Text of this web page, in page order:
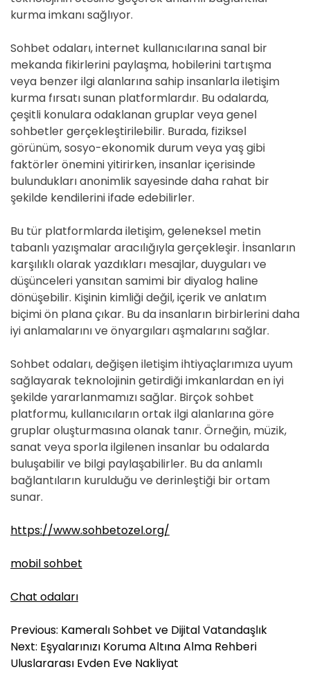
kurma imkanı sağlıyor.
Sohbet odaları, internet kullanıcılarına sanal bir
mekanda fikirlerini paylaşma, hobilerini tartışma
veya benzer ilgi alanlarına sahip insanlarla iletişim
kurma fırsatı sunan platformlardır. Bu odalarda,
çeşitli konulara odaklanan gruplar veya genel
sohbetler gerçekleştirilebilir. Burada, fiziksel
görünüm, sosyo-ekonomik durum veya yaş gibi
faktörler önemini yitirirken, insanlar içerisinde
bulundukları anonimlik sayesinde daha rahat bir
şekilde kendilerini ifade edebilirler.
Bu tür platformlarda iletişim, geleneksel metin
tabanlı yazışmalar aracılığıyla gerçekleşir. İnsanların
karşılıklı olarak yazdıkları mesajlar, duyguları ve
düşünceleri yansıtan samimi bir diyalog haline
dönüşebilir. Kişinin kimliği değil, içerik ve anlatım
biçimi ön plana çıkar. Bu da insanların birbirlerini daha
iyi anlamalarını ve önyargıları aşmalarını sağlar.
Sohbet odaları, değişen iletişim ihtiyaçlarımıza uyum
sağlayarak teknolojinin getirdiği imkanlardan en iyi
şekilde yararlanmamızı sağlar. Birçok sohbet
platformu, kullanıcıların ortak ilgi alanlarına göre
gruplar oluşturmasına olanak tanır. Örneğin, müzik,
sanat veya sporla ilgilenen insanlar bu odalarda
buluşabilir ve bilgi paylaşabilirler. Bu da anlamlı
bağlantıların kurulduğu ve derinleştiği bir ortam
sunar.
https://www.sohbetozel.org/
mobil sohbet
Chat odaları
Y
a
z
Previous: Kameralı Sohbet ve Dijital Vatandaşlık
Next: Eşyalarınızı Koruma Altına Alma Rehberi
Uluslararası Evden Eve Nakliyat